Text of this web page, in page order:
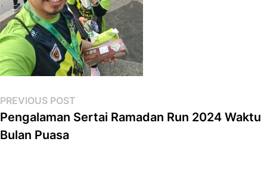
Post
navigation
PREVIOUS POST
post:
Pengalaman Sertai Ramadan Run 2024 Waktu
Bulan Puasa